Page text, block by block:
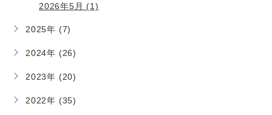
2026年5月 (1)
2025年 (7)
2024年 (26)
2023年 (20)
2022年 (35)